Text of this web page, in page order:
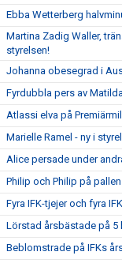
Ebba Wetterberg
Martina Zadig Waller,
styrelsen!
Johanna obesegrad i
Fyrdubbla pers av
Atlassi elva på
Marielle Ramel - ny i
Alice persade under
Philip och Philip på
Fyra IFK-tjejer och fyra
Lörstad årsbästade på 5
Beblomstrade på IFKs